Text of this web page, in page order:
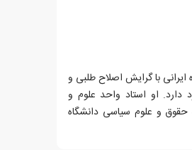
ایرانی با گرایش اصلاح طلبی و
دارد. او استاد واحد علوم و
حقوق و علوم سیاسی دانشگاه